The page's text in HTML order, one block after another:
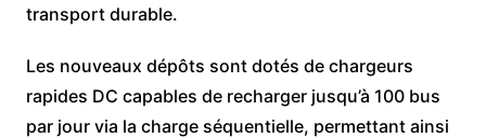
transport durable.
Les nouveaux dépôts sont dotés de chargeurs
rapides DC capables de recharger jusqu’à 100 bus
par jour via la charge séquentielle, permettant ainsi